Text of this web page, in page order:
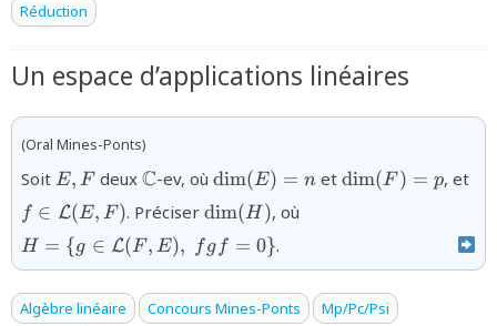
Réduction
Un espace d’applications linéaires
(Oral Mines-Ponts)
Soit {E,F}
E, F deux{\mathbb{C}}
C-ev, où{\dim(E)=n}
dim(E) = n et{\dim(F)=p}
dim(F ) = p, et
f ∈ L(E, F ). Préciser{\dim(H)}
dim(H ), où
(F,E),\;fgf=0\}}
H = {g ∈ L(F , E), fg f = 0}.
Algèbre linéaire Concours Mines-Ponts
Mp/Pc/Psi